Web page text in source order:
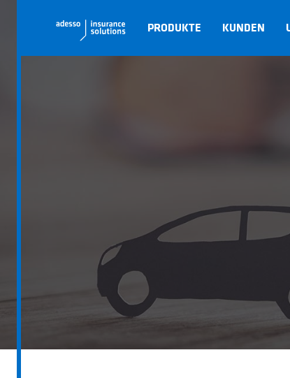
PRODUKTE KUNDEN